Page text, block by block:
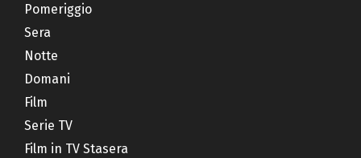
Pomeriggio
Sera
Notte
Domani
Film
Serie TV
Film in TV Stasera